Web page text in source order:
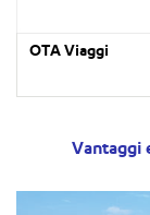
OTA Viaggi
Vantaggi